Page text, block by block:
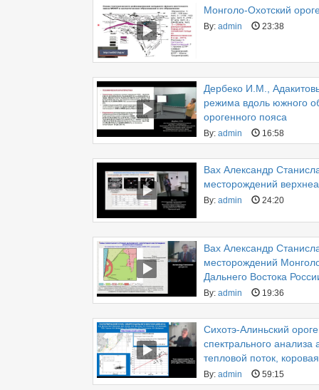
Монголо-Охотский
By: admin 23:38
Дербеко И.М.,
режима вдоль южного
орогенного пояса
By: admin 16:58
Вах Александр
месторождений
By: admin 24:20
Вах Александр
месторождений
Дальнего Востока
By: admin 19:36
Сихотэ-Алиньский
спектрального анализа
тепловой поток,
By: admin 59:15